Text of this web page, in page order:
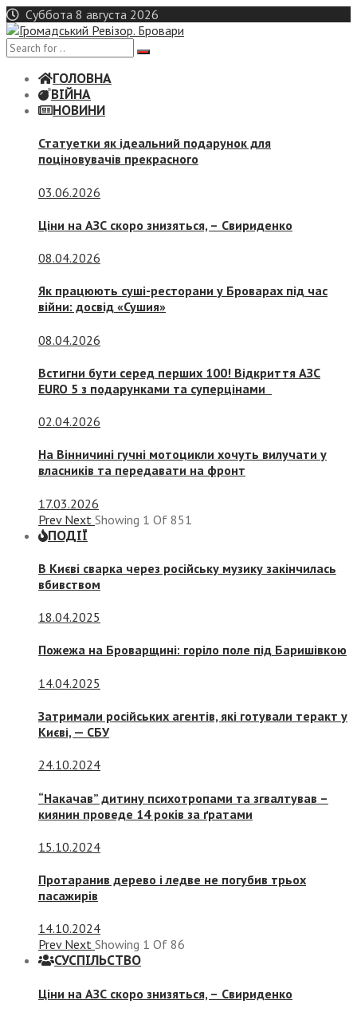
Skip
to
content
Суббота 8 августа 2026
ГОЛОВНА
ВІЙНА
НОВИНИ
Статуетки як ідеальний подарунок для
поціновувачів прекрасного
03.06.2026
Ціни на АЗС скоро знизяться, – Свириденко
08.04.2026
Як працюють суші-ресторани у Броварах під час
війни: досвід «Сушия»
08.04.2026
Встигни бути серед перших 100! Відкриття АЗС
EURO 5 з подарунками та суперцінами
02.04.2026
На Вінничині гучні мотоцикли хочуть вилучати у
власників та передавати на фронт
17.03.2026
Prev Next Showing 1 Of 851
ПОДІЇ
В Києві сварка через російську музику закінчилась
вбивством
18.04.2025
Пожежа на Броварщині: горіло поле під Баришівкою
14.04.2025
Затримали російських агентів, які готували теракт у
Києві, — СБУ
24.10.2024
“Накачав” дитину психотропами та згвалтував –
киянин проведе 14 років за ґратами
15.10.2024
Протаранив дерево і ледве не погубив трьох
пасажирів
14.10.2024
Prev Next Showing 1 Of 86
СУСПIЛЬСТВО
Ціни на АЗС скоро знизяться, – Свириденко